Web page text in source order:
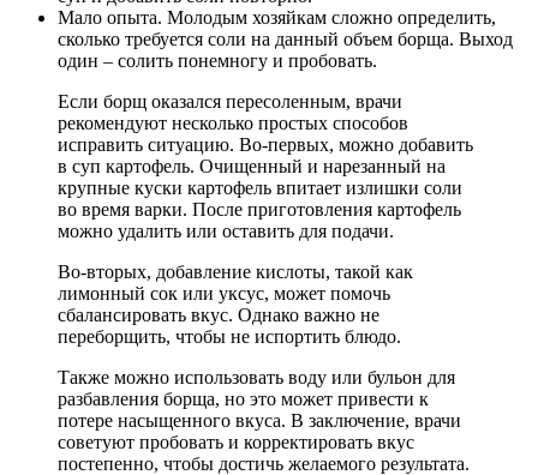
Мало опыта. Молодым хозяйкам сложно определить,
сколько требуется соли на данный объем борща. Выход
один – солить понемногу и пробовать.
Если борщ оказался пересоленным, врачи
рекомендуют несколько простых способов
исправить ситуацию. Во-первых, можно добавить
в суп картофель. Очищенный и нарезанный на
крупные куски картофель впитает излишки соли
во время варки. После приготовления картофель
можно удалить или оставить для подачи.
Во-вторых, добавление кислоты, такой как
лимонный сок или уксус, может помочь
сбалансировать вкус. Однако важно не
переборщить, чтобы не испортить блюдо.
Также можно использовать воду или бульон для
разбавления борща, но это может привести к
потере насыщенного вкуса. В заключение, врачи
советуют пробовать и корректировать вкус
постепенно, чтобы достичь желаемого результата.